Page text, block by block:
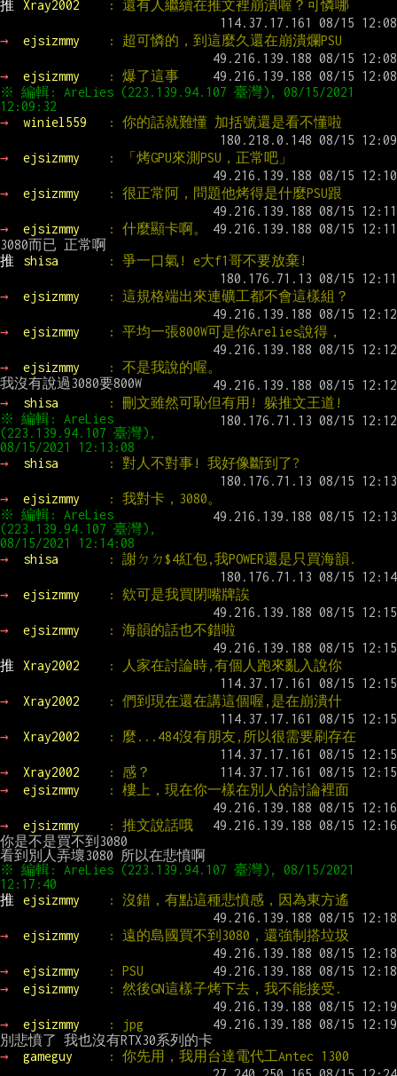
推 Xray2002 : 還有人繼續在推文裡崩潰喔？可憐哪
→ ejsizmmy : 超可憐的，到這麼久還在崩潰爛PSU
→ ejsizmmy
: 爆了這事
※ 編輯: AreLies (223.139.94.107 臺灣), 08/15/2021
12:09:32
→
winiel559 : 你的話就難懂 加括號還是看不懂啦
→ ejsizmmy : 「烤GPU來測PSU，正常吧」
→ ejsizmmy : 很正常阿，問題他烤得是什麼PSU跟
→ ejsizmmy
: 什麼顯卡啊。
推
shisa : 爭一口氣! e大f1哥不要放棄!
→ ejsizmmy : 這規格端出來連礦工都不會這樣組？
→ ejsizmmy : 平均一張800W可是你Arelies說得，
→ ejsizmmy
: 不是我說的喔。
→
shisa
: 刪文雖然可恥但有用! 躲推文王道!
※ 編輯: AreLies
(223.139.94.107 臺灣),
08/15/2021 12:13:08
→
shisa : 對人不對事! 我好像斷到了?
→ ejsizmmy
: 我對卡，3080。
※ 編輯: AreLies
(223.139.94.107 臺灣),
08/15/2021 12:14:08
→
shisa : 謝ㄉㄉ$4紅包,我POWER還是只買海韻.
→ ejsizmmy : 欸可是我買閉嘴牌誒
→ ejsizmmy : 海韻的話也不錯啦
推 Xray2002 : 人家在討論時,有個人跑來亂入說你
→ Xray2002 : 們到現在還在講這個喔,是在崩潰什
→ Xray2002 : 麼...484沒有朋友,所以很需要刷存在
→ Xray2002
: 感？
→
ejsizmmy : 樓上，現在你一樣在別人的討論裡面
→ ejsizmmy
: 推文說話哦
你是不是買不到3080
※ 編輯: AreLies (223.139.94.107 臺灣), 08/15/2021
12:17:40
推
ejsizmmy : 沒錯，有點這種悲憤感，因為東方遙
→ ejsizmmy : 遠的島國買不到3080，還強制搭垃圾
→ ejsizmmy
: PSU
→
ejsizmmy : 然後GN這樣子烤下去，我不能接受.
→ ejsizmmy
: jpg
→
gameguy : 你先用，我用台達電代工Antec 1300